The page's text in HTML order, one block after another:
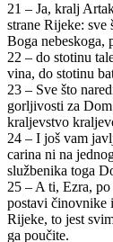
21 – Ja, kralj
strane Rijeke: sve
Boga nebeskoga,
22 – do stotinu
vina, do stotinu
23 – Sve što
gorljivosti za
kraljevstvo
24 – I još vam
carina ni na
službenika toga
25 – A ti, Ezra,
postavi činovnike
Rijeke, to jest
ga poučite.